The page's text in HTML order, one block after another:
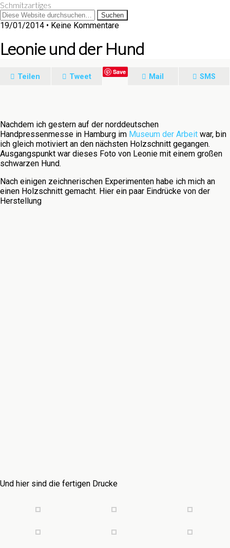
Schmitzartiges
19/01/2014 • Keine Kommentare
Leonie und der Hund
Teilen Tweet
Save
Mail SMS
Nachdem ich gestern auf der norddeutschen
Handpressenmesse in Hamburg im Museum der Arbeit war, bin
ich gleich motiviert an den nächsten Holzschnitt gegangen.
Ausgangspunkt war dieses Foto von Leonie mit einem großen
schwarzen Hund.
Nach einigen zeichnerischen Experimenten habe ich mich an
einen Holzschnitt gemacht. Hier ein paar Eindrücke von der
Herstellung
Und hier sind die fertigen Drucke